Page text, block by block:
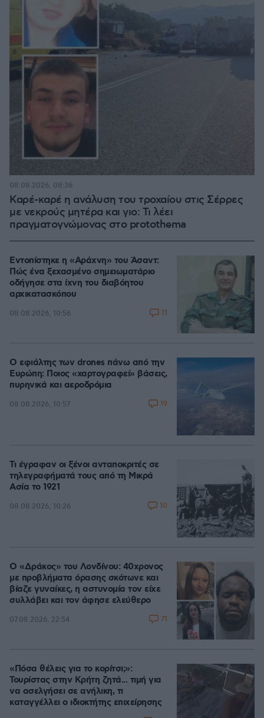
Καρέ-καρέ η ανάλυση του τροχαίου στις Σέρρες
με νεκρούς μητέρα και γιο: Τι λέει
πραγματογνώμονας στο protothema
08.08.2026, 08:36
Εντοπίστηκε η «Αράχνη» του Άσαντ:
Πώς ένα ξεχασμένο σημειωματάριο
οδήγησε στα ίχνη του διαβόητου
αρχικατασκόπου
08.08.2026, 10:56 11
Ο εφιάλτης των drones πάνω από την
Ευρώπη: Ποιος «χαρτογραφεί» βάσεις,
πυρηνικά και αεροδρόμια
08.08.2026, 10:57 19
Τι έγραφαν οι ξένοι ανταποκριτές σε
τηλεγραφήματά τους από τη Μικρά
Ασία το 1921
08.08.2026, 10:26 10
Ο «Δράκος» του Λονδίνου: 40χρονος
με προβλήματα όρασης σκότωνε και
βίαζε γυναίκες, η αστυνομία τον είχε
συλλάβει και τον άφησε ελεύθερο
07.08.2026, 22:54 71
«Πόσα θέλεις για το κορίτσι;»:
Τουρίστας στην Κρήτη ζητά... τιμή για
να ασελγήσει σε ανήλικη, τι
καταγγέλλει ο ιδιοκτήτης επιχείρησης